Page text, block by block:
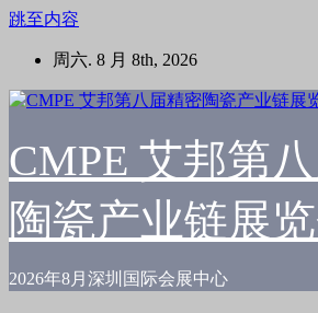
跳至内容
周六. 8 月 8th, 2026
CMPE 艾邦第
陶瓷产业链展
2026年8月深圳国际会展中心